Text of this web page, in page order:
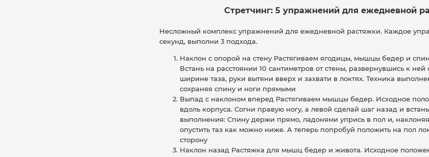
Стретчинг: 5 упражнений для ежедневной
Несложный комплекс упражнений для ежедневной растяжки. Каждое
секунд, выполни 3 подхода.
Наклон с опорой на стену Растягиваем ягодицы, мышцы бедер и
Встань на расстоянии 10 сантиметров от стены, развернувшись к ней
ширине таза, руки вытяни вверх и захвати в локтях. Техника
сохраняя спину и ноги прямыми
Выпад с наклоном вперед Растягиваем мышцы бедер. Исходное
вдоль корпуса. Согни правую ногу, а левой сделай шаг назад и
выполнения: Спину держи прямо, ладонями упрись в пол и,
опустить таз как можно ниже. А теперь попробуй положить на пол
сторону
Наклон назад Растяжка для мышц бедер и живота. Исходное